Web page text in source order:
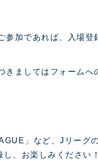
参加であれば、入場登
ましてはフォームへ
」など、Jリーグ
、お楽しみください！